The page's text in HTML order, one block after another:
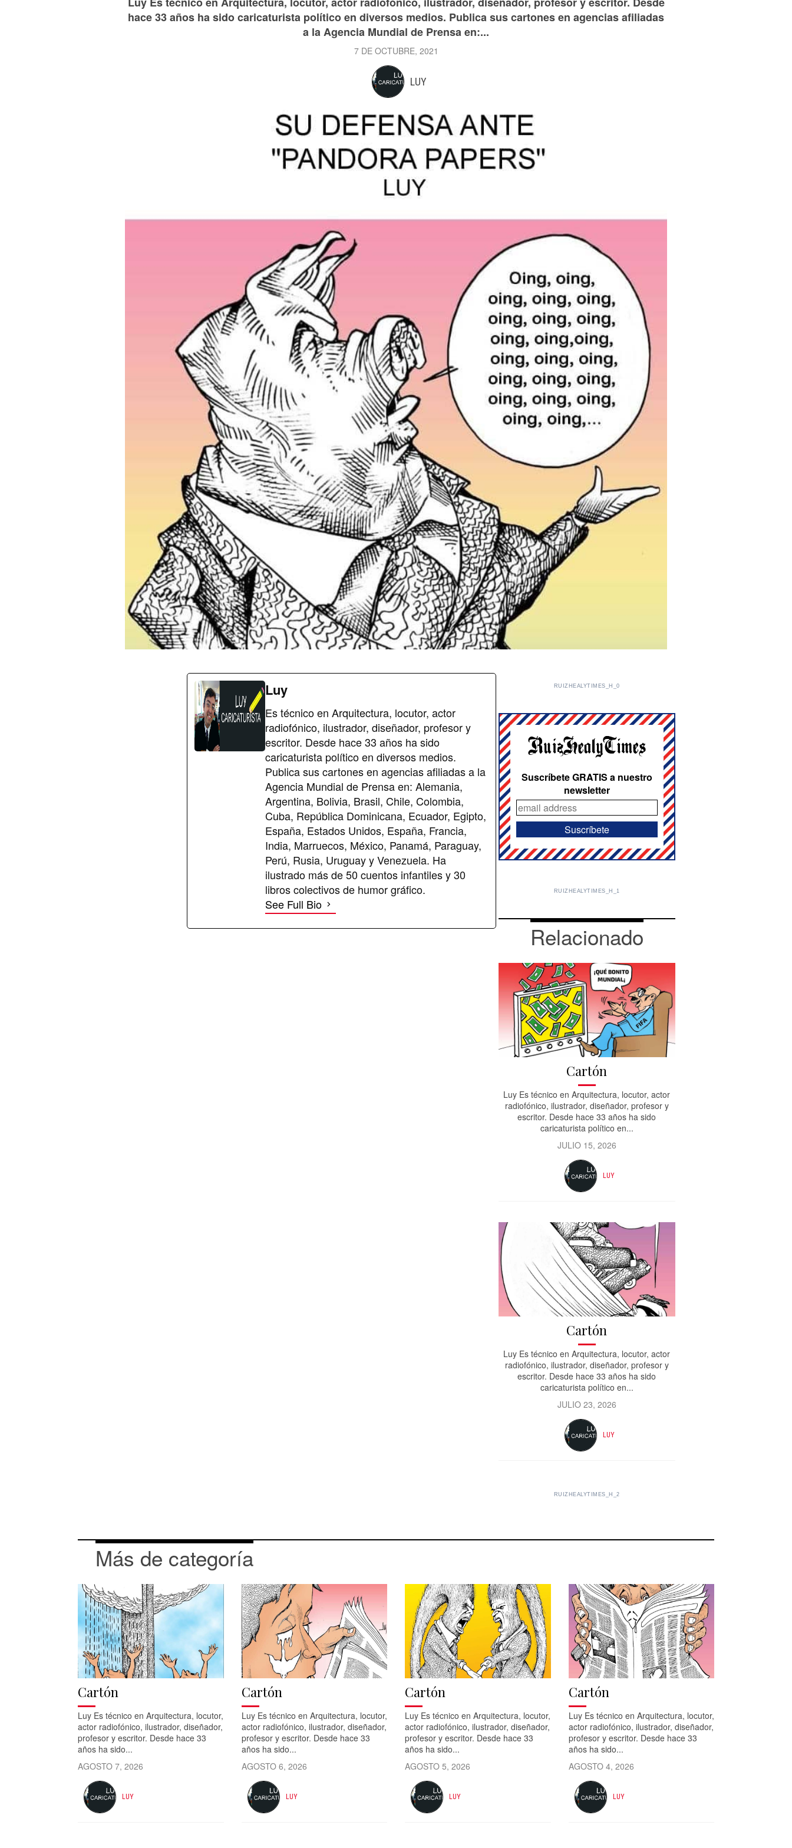
hace 33 años ha sido caricaturista político en diversos medios. Publica sus cartones en agencias afiliadas
a la Agencia Mundial de Prensa en:...
7 DE OCTUBRE, 2021
LUY
Luy
Es técnico en Arquitectura, locutor, actor
radiofónico, ilustrador, diseñador, profesor y
escritor. Desde hace 33 años ha sido
caricaturista político en diversos medios.
Publica sus cartones en agencias afiliadas a la
Agencia Mundial de Prensa en: Alemania,
Argentina, Bolivia, Brasil, Chile, Colombia,
Cuba, República Dominicana, Ecuador, Egipto,
España, Estados Unidos, España, Francia,
India, Marruecos, México, Panamá, Paraguay,
Perú, Rusia, Uruguay y Venezuela. Ha
ilustrado más de 50 cuentos infantiles y 30
libros colectivos de humor gráfico.
See Full Bio
RUIZHEALYTIMES_H_0
Suscríbete GRATIS a nuestro
newsletter
RUIZHEALYTIMES_H_1
Relacionado
Cartón
Luy Es técnico en Arquitectura, locutor, actor
radiofónico, ilustrador, diseñador, profesor y
escritor. Desde hace 33 años ha sido
caricaturista político en...
JULIO 15, 2026
LUY
Cartón
Luy Es técnico en Arquitectura, locutor, actor
radiofónico, ilustrador, diseñador, profesor y
escritor. Desde hace 33 años ha sido
caricaturista político en...
JULIO 23, 2026
LUY
RUIZHEALYTIMES_H_2
Más de categoría
Cartón
Luy Es técnico en Arquitectura, locutor,
actor radiofónico, ilustrador, diseñador,
profesor y escritor. Desde hace 33
años ha sido...
AGOSTO 7, 2026
LUY
Cartón
Luy Es técnico en Arquitectura, locutor,
actor radiofónico, ilustrador, diseñador,
profesor y escritor. Desde hace 33
años ha sido...
AGOSTO 6, 2026
LUY
Cartón
Luy Es técnico en Arquitectura, locutor,
actor radiofónico, ilustrador, diseñador,
profesor y escritor. Desde hace 33
años ha sido...
AGOSTO 5, 2026
LUY
Cartón
Luy Es técnico en Arquitectura, locutor,
actor radiofónico, ilustrador, diseñador,
profesor y escritor. Desde hace 33
años ha sido...
AGOSTO 4, 2026
LUY